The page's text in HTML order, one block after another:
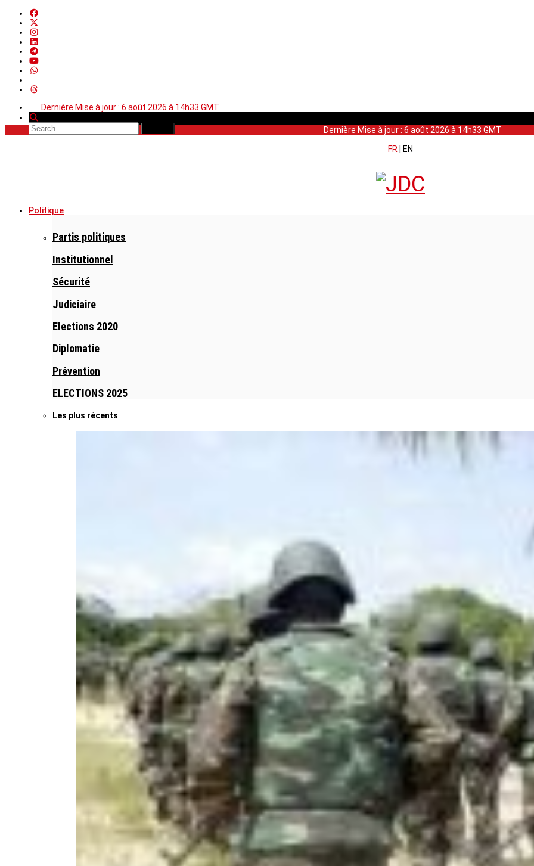
Dernière Mise à jour : 6 août 2026 à 14h33 GMT
Dernière Mise à jour : 6 août 2026 à 14h33 GMT
FR
EN
Politique
Partis politiques
Institutionnel
Sécurité
Judiciaire
Elections 2020
Diplomatie
Prévention
ELECTIONS 2025
Les plus récents